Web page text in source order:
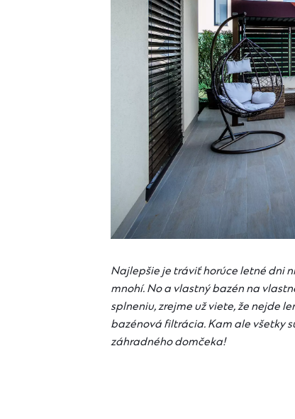
Najlepšie je tráviť horúce letné dni
mnohí. No a vlastný bazén na
splneniu, zrejme už viete, že nejde
bazénová filtrácia. Kam ale všetky
záhradného domčeka!